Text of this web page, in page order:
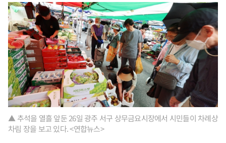
▲ 추석을 열흘 앞둔 26일 광주 서구 상무금요시장에서 시민들이 차례상
차림 장을 보고 있다. <연합뉴스>